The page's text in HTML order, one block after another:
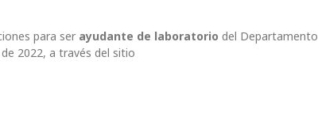
para ser ayudante de laboratorio del Departamento
2022, a través del sitio